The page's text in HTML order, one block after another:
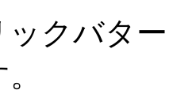
ックバタ